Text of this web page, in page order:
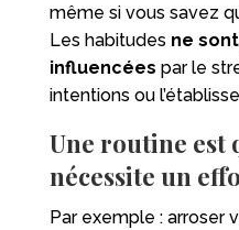
même si vous savez
Les habitudes ne
influencées par le
intentions ou
Une routine est
nécessite un
Par exemple : arroser